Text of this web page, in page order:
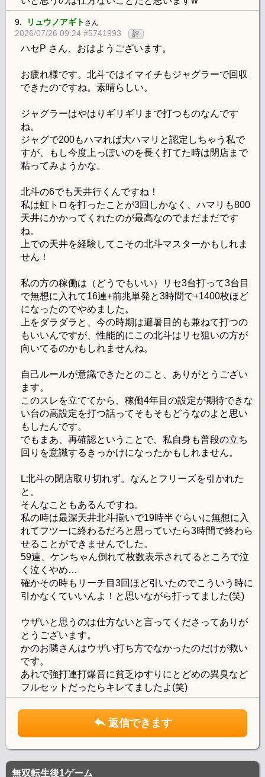
9. リュウノアギト さん
2026/07/26 09:24 #5741993 評
ハセP さん、おはようございます。
お疲れ様です。北斗ではイマイチもジャグラーで回収
できたのですね。素晴らしい。
ジャグラーはやはりギリギリまで打つものなんです
ね。
ジャグで200もハマれば大ハマリと認定しちゃう私で
すが、もし今度上っぽいのを長く打てた時は閉店まで
粘ってみようかな。
北斗の6でも天井行くんですね！
私は虹トロを打ったことが3回しかなく、ハマリも800
天井にかかってくれたのが最高なのでまだまだです
ね。
上での天井を経験してこその北斗マスターかもしれま
せん！
私の方の稼働は（どうでもいい）リセ3台打って3台目
で無想に入れて16連+前兆単発と3時間で+1400枚ほど
になったのでやめました。
上をダラダラと、今の時期は避暑目的も兼ねて打つの
もいいんですが、性能的にこの北斗はリセ狙いの方が
向いてるのかもしれませんね。
自己ルールが意識できたとのこと、ありがとうござい
ます。
このスレを立ててから、稼働4年目の設定が期待できな
い台の高設定を打つ話ってそもそもどうなのよと思い
もしたんです。
でもまあ、再確認ということで、私自身も普段の立ち
回りを意識するきっかけになったかもしれません。
L北斗の閉店取り切れず。なんとフリーズを引かれた
と。
そんなこともあるんですね。
私の時は最深天井北斗揃いで19時半ぐらいに無想に入
れてフツーに終わるだろと思っていたら3時間で終わら
せることができませんでした。
59連、ケンちゃん倒れて枚数表示されてるところで泣
く泣くやめ…
確かその時もリーチ目3回ほど引いたのでこういう時に
引かなくていいんよ！と思いながら打ってました(笑)
ウザいと思うのは仕方ないと言ってくださってありが
とうございます。
かのお隣さんはウザい打ち方でなかったのだけが救い
です。
あれで強打連打爆音に貧乏ゆすりにとどめの異臭など
フルセットだったらキレてましたよ(笑)
返信できます
無双転生後1ゲーム